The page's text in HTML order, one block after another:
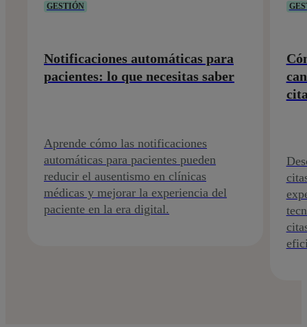
GESTIÓN
Notificaciones automáticas para
pacientes: lo que necesitas saber
Aprende cómo las notificaciones
automáticas para pacientes pueden
reducir el ausentismo en clínicas
médicas y mejorar la experiencia del
paciente en la era digital.